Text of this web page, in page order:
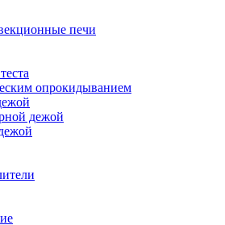
печи
опрокидыванием
дежой